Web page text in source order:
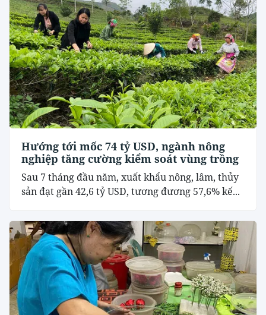
Hướng tới mốc 74 tỷ USD, ngành nông
nghiệp tăng cường kiểm soát vùng trồng
Sau 7 tháng đầu năm, xuất khẩu nông, lâm, thủy
sản đạt gần 42,6 tỷ USD, tương đương 57,6% kế...